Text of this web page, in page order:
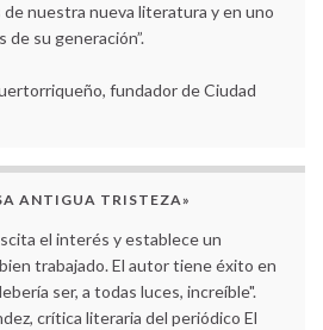
de nuestra nueva literatura y en uno
de su generación”.
fundador de Ciudad
ANTIGUA TRISTEZA»
el interés y establece un
trabajado. El autor tiene éxito en
ser, a todas luces, increíble".
crítica literaria del periódico El